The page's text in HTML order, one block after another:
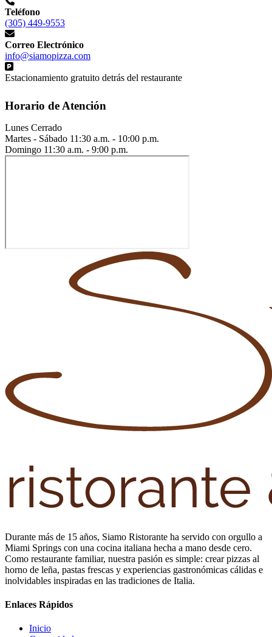
Teléfono
(305) 449-9553
Correo Electrónico
info@siamopizza.com
Estacionamiento gratuito detrás del restaurante
Horario de Atención
Lunes Cerrado
Martes - Sábado 11:30 a.m. - 10:00 p.m.
Domingo 11:30 a.m. - 9:00 p.m.
Durante más de 15 años, Siamo Ristorante ha servido con orgullo a
Miami Springs con una cocina italiana hecha a mano desde cero.
Como restaurante familiar, nuestra pasión es simple: crear pizzas al
horno de leña, pastas frescas y experiencias gastronómicas cálidas e
inolvidables inspiradas en las tradiciones de Italia.
Enlaces Rápidos
Inicio